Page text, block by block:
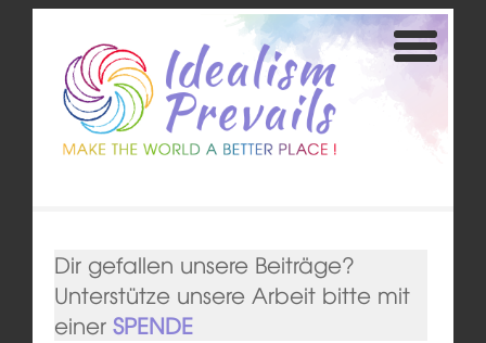
Dir gefallen unsere Beiträge?
Unterstütze unsere Arbeit bitte mit
einer SPENDE